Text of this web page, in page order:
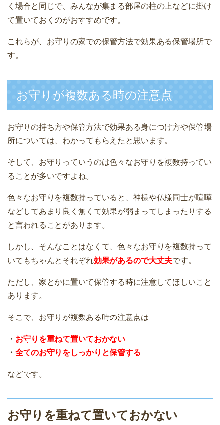
く場合と同じで、みんなが集まる部屋の柱の上などに掛け
て置いておくのがおすすめです。
これらが、お守りの家での保管方法で効果ある保管場所で
す。
お守りが複数ある時の注意点
お守りの持ち方や保管方法で効果ある身につけ方や保管場
所については、わかってもらえたと思います。
そして、お守りっていうのは色々なお守りを複数持ってい
ることが多いですよね。
色々なお守りを複数持っていると、神様や仏様同士が喧嘩
などしてあまり良く無くて効果が弱まってしまったりする
と言われることがあります。
しかし、そんなことはなくて、色々なお守りを複数持って
いてもちゃんとそれぞれ効果があるので大丈夫です。
ただし、家とかに置いて保管する時に注意してほしいこと
あります。
そこで、お守りが複数ある時の注意点は
・ お守りを重ねて置いておかない
・ 全てのお守りをしっかりと保管する
などです。
お守りを重ねて置いておかない